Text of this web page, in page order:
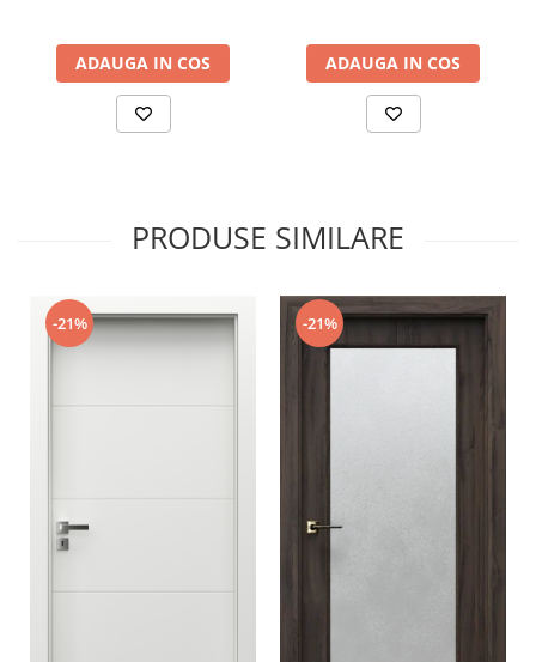
Costul livrării poate varia dacă produsul nu se încadrează în
standardele ce privesc greutatea, dimensiunea ori
destinația. Promoțiile sunt valabile la achiziția online a
produsului. Măsurătorile nu sunt incluse în prețul afișat
numerele puse la dispoziție.
ADAUGA IN COS ADAUGA IN COS
PRODUSE SIMILARE
-21% -21%